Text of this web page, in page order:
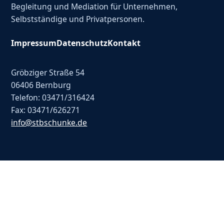
Begleitung und Mediation für Unternehmen,
Selbstständige und Privatpersonen.
ImpressumDatenschutzKontakt
Gröbziger Straße 54
06406 Bernburg
Telefon: 03471/316424
Fax: 03471/626271
info@stbschunke.de